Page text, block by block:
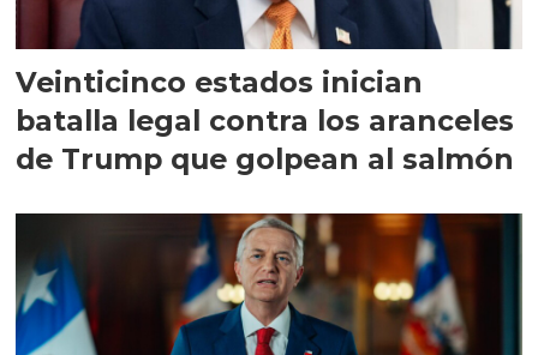
Veinticinco estados inician
batalla legal contra los aranceles
de Trump que golpean al salmón